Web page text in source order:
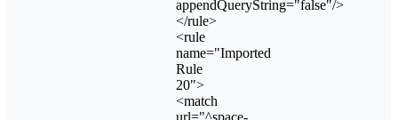
appendQueryString="false"/>
</rule>
<rule
name="Imported
Rule
20">
<match
url="^space-